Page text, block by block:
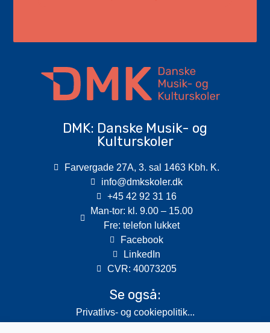
DMK: Danske Musik- og
Kulturskoler
Farvergade 27A, 3. sal 1463 Kbh. K.
info@dmkskoler.dk
+45 42 92 31 16
Man-tor: kl. 9.00 – 15.00
Fre: telefon lukket
Facebook
LinkedIn
CVR: 40073205
Se også:
Privatlivs- og cookiepolitik...